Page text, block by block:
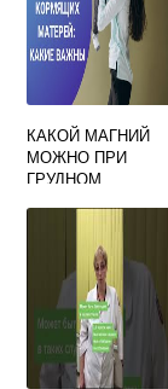
КАКОЙ МАГНИЙ
МОЖНО ПРИ
ГРУДНОМ